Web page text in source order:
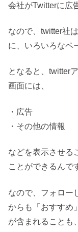
会社がTwitterに広
なので、twitter社
に、いろいろなペ
となると、twitter
画面には、
・広告
・その他の情報
などを表示させる
ことができるんで
なので、フォロー
からも「おすすめ
が含まれることも